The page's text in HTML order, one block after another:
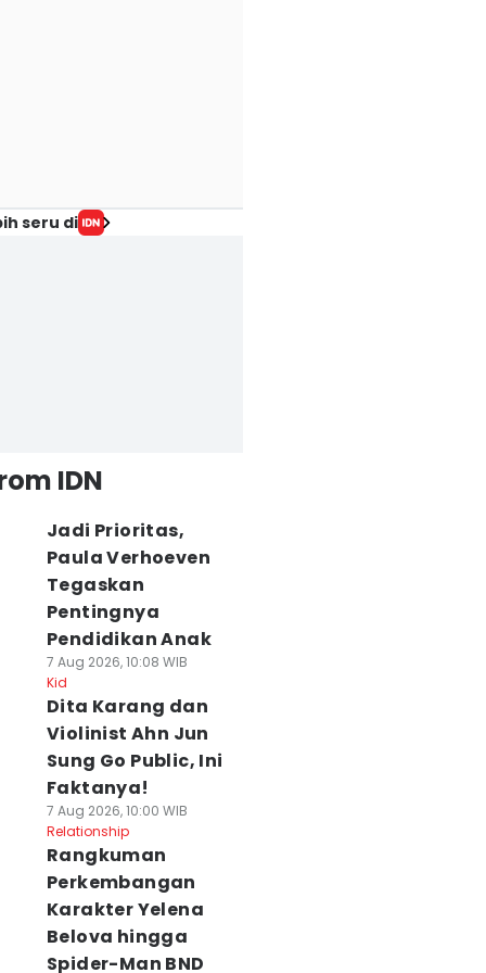
seru di
IDN
Jadi Prioritas,
Paula Verhoeven
Tegaskan
Pentingnya
Pendidikan Anak
7 Aug 2026, 10:08 WIB
Kid
Dita Karang dan
Violinist Ahn Jun
Sung Go Public, Ini
Faktanya!
7 Aug 2026, 10:00 WIB
Relationship
Rangkuman
Perkembangan
Karakter Yelena
Belova hingga
Spider-Man BND